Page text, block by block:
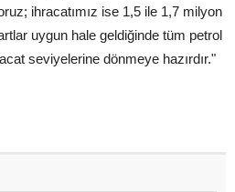
ihracatımız ise 1,5 ile 1,7 milyon
uygun hale geldiğinde tüm petrol
seviyelerine dönmeye hazırdır."